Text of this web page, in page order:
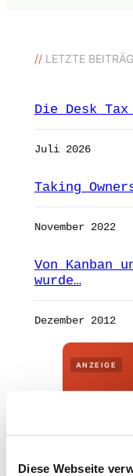
Diese Webseite
//LETZTE
Die Desk
Juli 2026
Taking
November 2022
Von Kanban
wurde…
Dezember 2012
ANZEIGE
KI-
On-Prem ·